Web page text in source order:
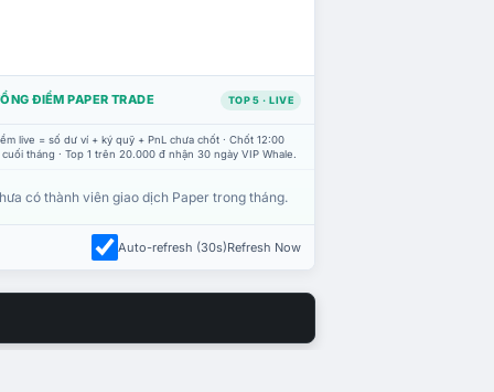
ĐIỂM PAPER TRADE TOP 5 · LIVE
live = số dư ví + ký quỹ + PnL chưa chốt · Chốt 12:00
tháng · Top 1 trên 20.000 đ nhận 30 ngày VIP Whale.
có thành viên giao dịch Paper trong tháng.
Auto-refresh (30s)Refresh Now